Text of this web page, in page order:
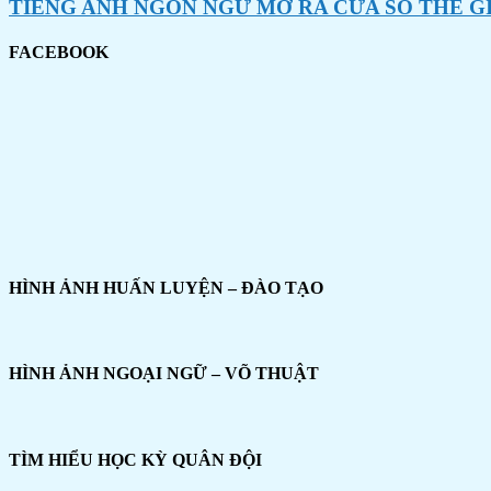
TIẾNG ANH NGÔN NGỮ MỞ RA CỬA SỔ THẾ
FACEBOOK
HÌNH ẢNH HUẤN LUYỆN – ĐÀO TẠO
HÌNH ẢNH NGOẠI NGỮ – VÕ THUẬT
TÌM HIỂU HỌC KỲ QUÂN ĐỘI